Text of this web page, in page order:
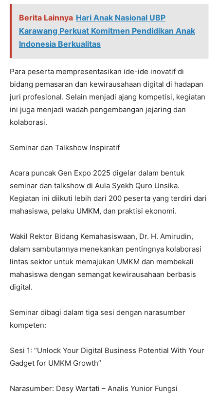
Berita Lainnya Hari Anak Nasional UBP
Karawang Perkuat Komitmen Pendidikan Anak
Indonesia Berkualitas
Para peserta mempresentasikan ide-ide inovatif di
bidang pemasaran dan kewirausahaan digital di hadapan
juri profesional. Selain menjadi ajang kompetisi, kegiatan
ini juga menjadi wadah pengembangan jejaring dan
kolaborasi.
Seminar dan Talkshow Inspiratif
Acara puncak Gen Expo 2025 digelar dalam bentuk
seminar dan talkshow di Aula Syekh Quro Unsika.
Kegiatan ini diikuti lebih dari 200 peserta yang terdiri dari
mahasiswa, pelaku UMKM, dan praktisi ekonomi.
Wakil Rektor Bidang Kemahasiswaan, Dr. H. Amirudin,
dalam sambutannya menekankan pentingnya kolaborasi
lintas sektor untuk memajukan UMKM dan membekali
mahasiswa dengan semangat kewirausahaan berbasis
digital.
Seminar dibagi dalam tiga sesi dengan narasumber
kompeten:
Sesi 1: “Unlock Your Digital Business Potential With Your
Gadget for UMKM Growth”
Narasumber: Desy Wartati – Analis Yunior Fungsi